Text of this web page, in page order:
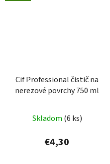
Cif Professional čistič na
nerezové povrchy 750 ml
Skladom (6 ks)
€4,30